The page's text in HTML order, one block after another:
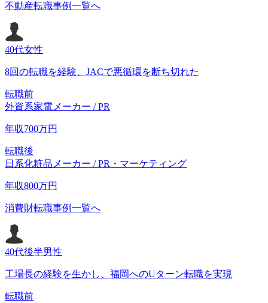
不動産転職事例一覧へ
40代女性
8回の転職を経験、JACで悪循環を断ち切れた
転職前
外資系家電メーカー / PR
年収700万円
転職後
日系化粧品メーカー / PR・マーケティング
年収800万円
消費財転職事例一覧へ
40代後半男性
工場長の経験を生かし、福岡へのUターン転職を実現
転職前